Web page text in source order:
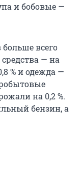
и бобовые —
всего
— на
% и одежда —
на 0,2 %.
бензин, а